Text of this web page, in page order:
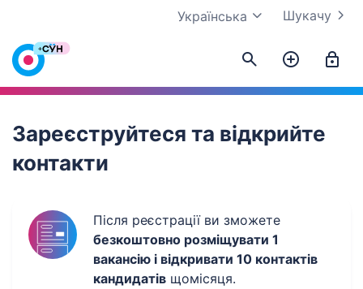
Шукачу
Українська
Work.ua
Зареєструйтеся та відкрийте
контакти
Після реєстрації ви зможете
безкоштовно розміщувати 1
вакансію і відкривати 10 контактів
кандидатів щомісяця.